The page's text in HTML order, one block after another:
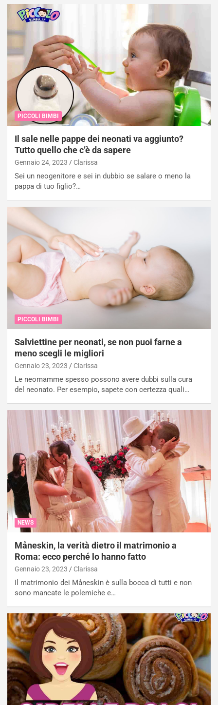
PICCOLI BIMBI
Il sale nelle pappe dei neonati va aggiunto?
Tutto quello che c’è da sapere
Gennaio 24, 2023 Clarissa
Sei un neogenitore e sei in dubbio se salare o meno la
pappa di tuo figlio?…
PICCOLI BIMBI
Salviettine per neonati, se non puoi farne a
meno scegli le migliori
Gennaio 23, 2023 Clarissa
Le neomamme spesso possono avere dubbi sulla cura
del neonato. Per esempio, sapete con certezza quali…
NEWS
Måneskin, la verità dietro il matrimonio a
Roma: ecco perché lo hanno fatto
Gennaio 23, 2023 Clarissa
Il matrimonio dei Måneskin è sulla bocca di tutti e non
sono mancate le polemiche e…